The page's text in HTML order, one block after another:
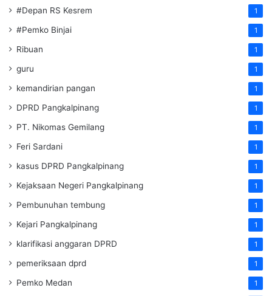
#Depan RS Kesrem 1
#Pemko Binjai 1
Ribuan 1
guru 1
kemandirian pangan 1
DPRD Pangkalpinang 1
PT. Nikomas Gemilang 1
Feri Sardani 1
kasus DPRD Pangkalpinang 1
Kejaksaan Negeri Pangkalpinang 1
Pembunuhan tembung 1
Kejari Pangkalpinang 1
klarifikasi anggaran DPRD 1
pemeriksaan dprd 1
Pemko Medan 1